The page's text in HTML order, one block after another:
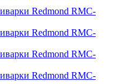
Redmond RMC-
Redmond RMC-
Redmond RMC-
Redmond RMC-